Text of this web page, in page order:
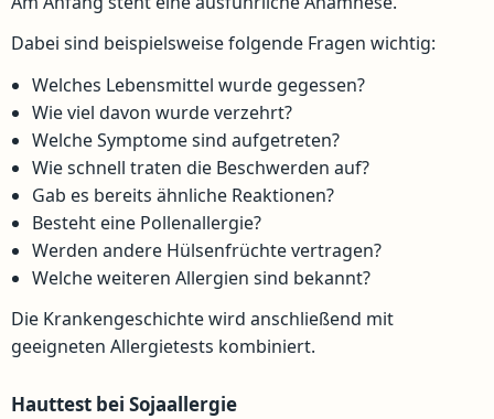
Dabei sind beispielsweise folgende Fragen wichtig:
Welches Lebensmittel wurde gegessen?
Wie viel davon wurde verzehrt?
Welche Symptome sind aufgetreten?
Wie schnell traten die Beschwerden auf?
Gab es bereits ähnliche Reaktionen?
Besteht eine Pollenallergie?
Werden andere Hülsenfrüchte vertragen?
Welche weiteren Allergien sind bekannt?
Die Krankengeschichte wird anschließend mit
geeigneten Allergietests kombiniert.
Hauttest bei Sojaallergie